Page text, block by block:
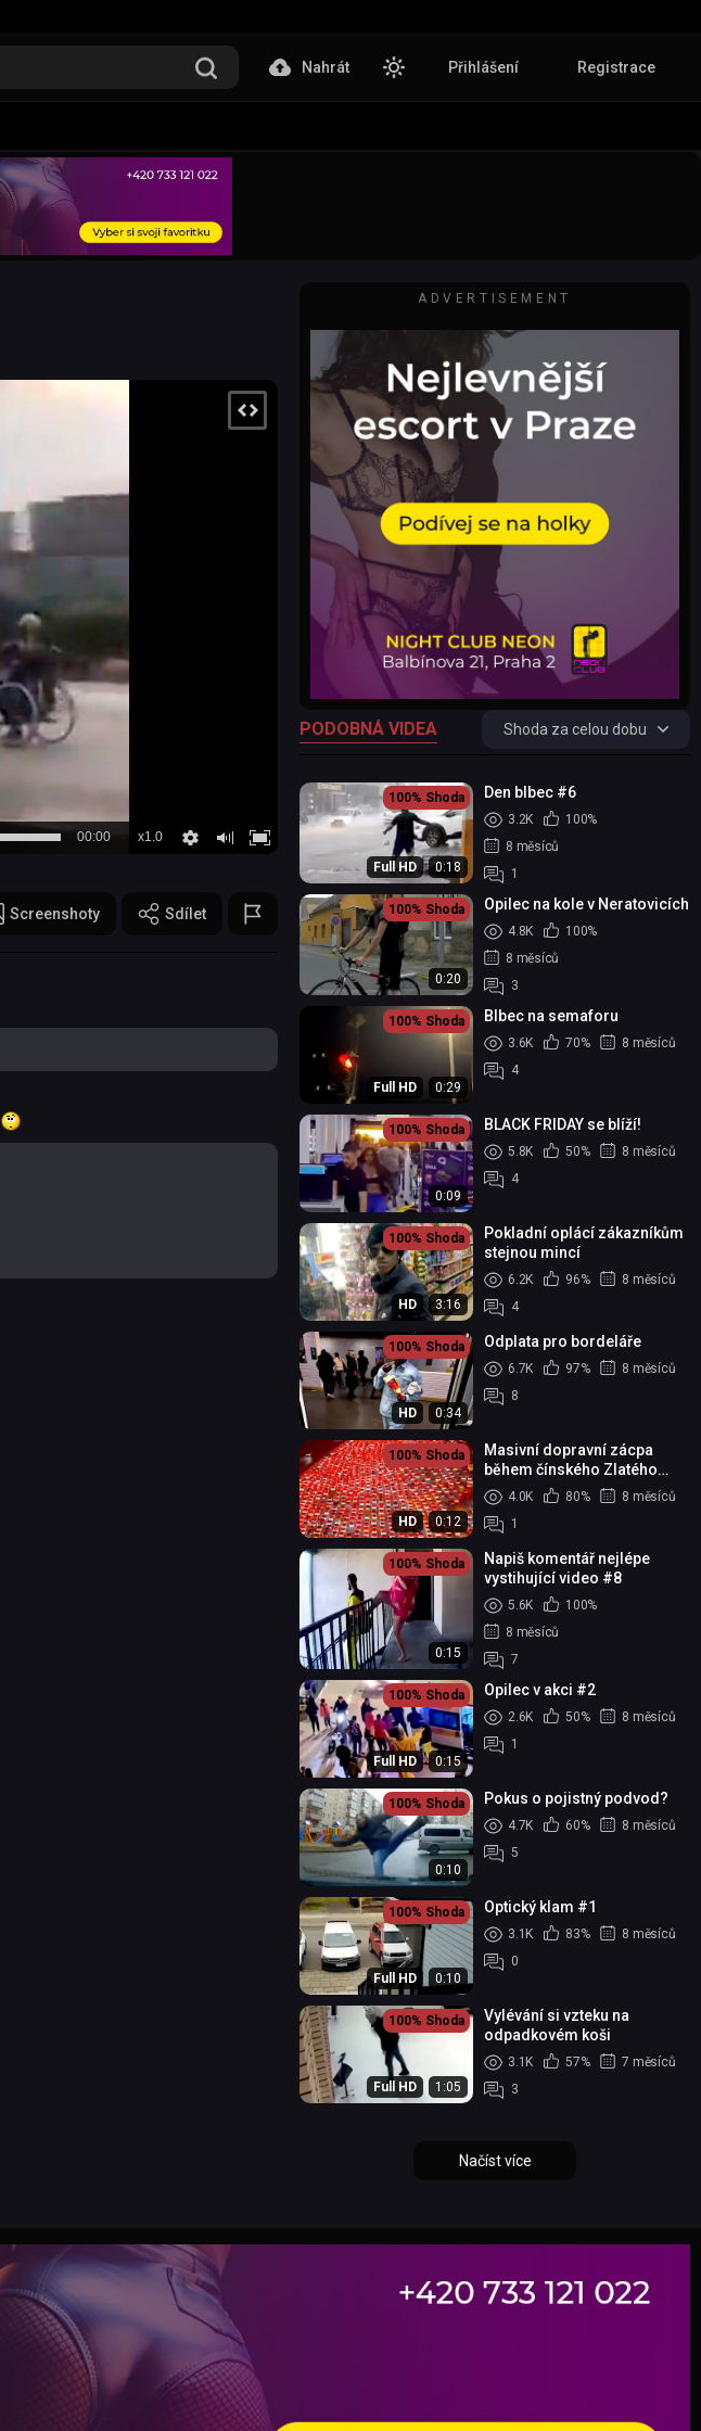
Nahrát Přihlášení Registrace
x1.0
00:00
Screenshoty Sdílet
ADVERTISEMENT
PODOBNÁ VIDEA Shoda za celou dobu
100% Shoda
Full HD 0:18
Den blbec #6
3.2K
100%
8 měsíců
1
100% Shoda
0:20
Opilec na kole v Neratovicích
4.8K
100%
8 měsíců
3
100% Shoda
Full HD 0:29
Blbec na semaforu
3.6K 70%
8 měsíců
4
100% Shoda
0:09
BLACK FRIDAY se blíží!
5.8K 50%
8 měsíců
4
100% Shoda
HD 3:16
Pokladní oplácí zákazníkům
stejnou mincí
6.2K 96%
8 měsíců
4
100% Shoda
HD 0:34
Odplata pro bordeláře
6.7K 97%
8 měsíců
8
100% Shoda
HD 0:12
Masivní dopravní zácpa
během čínského Zlatého
týdne4.0K 80%
8 měsíců
1
100% Shoda
0:15
Napiš komentář nejlépe
vystihující video #8
5.6K
100%
8 měsíců
7
100% Shoda
Full HD 0:15
Opilec v akci #2
2.6K 50%
8 měsíců
1
100% Shoda
0:10
Pokus o pojistný podvod?
4.7K 60%
8 měsíců
5
100% Shoda
Full HD 0:10
Optický klam #1
3.1K 83%
8 měsíců
0
100% Shoda
Full HD 1:05
Vylévání si vzteku na
odpadkovém koši
3.1K 57%
7 měsíců
3
Načíst více